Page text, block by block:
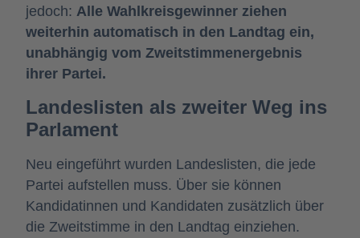
jedoch: Alle Wahlkreisgewinner ziehen
weiterhin automatisch in den Landtag ein,
unabhängig vom Zweitstimmenergebnis
ihrer Partei.
Landeslisten als zweiter Weg ins
Parlament
Neu eingeführt wurden Landeslisten, die jede
Partei aufstellen muss. Über sie können
Kandidatinnen und Kandidaten zusätzlich über
die Zweitstimme in den Landtag einziehen.